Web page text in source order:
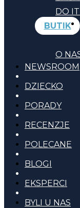
DO
BUTIK
O
NEWSROOM
DZIECKO
PORADY
RECENZJE
POLECANE
BLOGI
EKSPERCI
BYLI U NAS